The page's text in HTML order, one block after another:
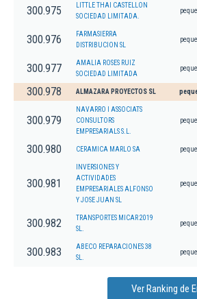
300.975
LITTLE THAI CASTELLON
SOCIEDAD LIMITADA.
300.976
FARMASIERRA
DISTRIBUCION SL
300.977
AMALIA ROSES RUIZ
SOCIEDAD LIMITADA
300.978 ALMAZARA PROYECTOS SL
300.979
NAVARRO I ASSOCIATS
CONSULTORS
EMPRESARIALS S.L.
300.980 CERAMICA MARLO SA
300.981
INVERSIONES Y
ACTIVIDADES
EMPRESARIALES ALFONSO
Y JOSE JUAN SL
300.982
TRANSPORTES MICAR 2019
SL.
300.983
ABECO REPARACIONES 38
SL.
Ver Ranking de